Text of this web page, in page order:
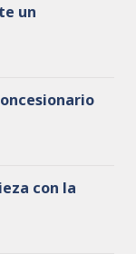
un
con la